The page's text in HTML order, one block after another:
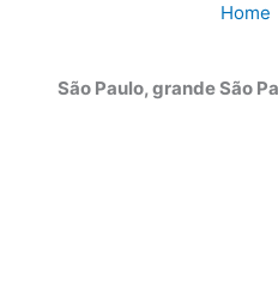
Home
São Paulo, grande São